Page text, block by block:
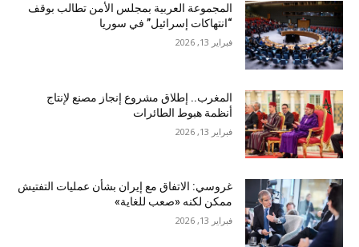
المجموعة العربية بمجلس الأمن تطالب بوقف
“انتهاكات إسرائيل” في سوريا
فبراير 13, 2026
المغرب.. إطلاق مشروع إنجاز مصنع لإنتاج
أنظمة هبوط الطائرات
فبراير 13, 2026
غروسي: الاتفاق مع إيران بشأن عمليات التفتيش
ممكن لكنه «صعب للغاية»
فبراير 13, 2026